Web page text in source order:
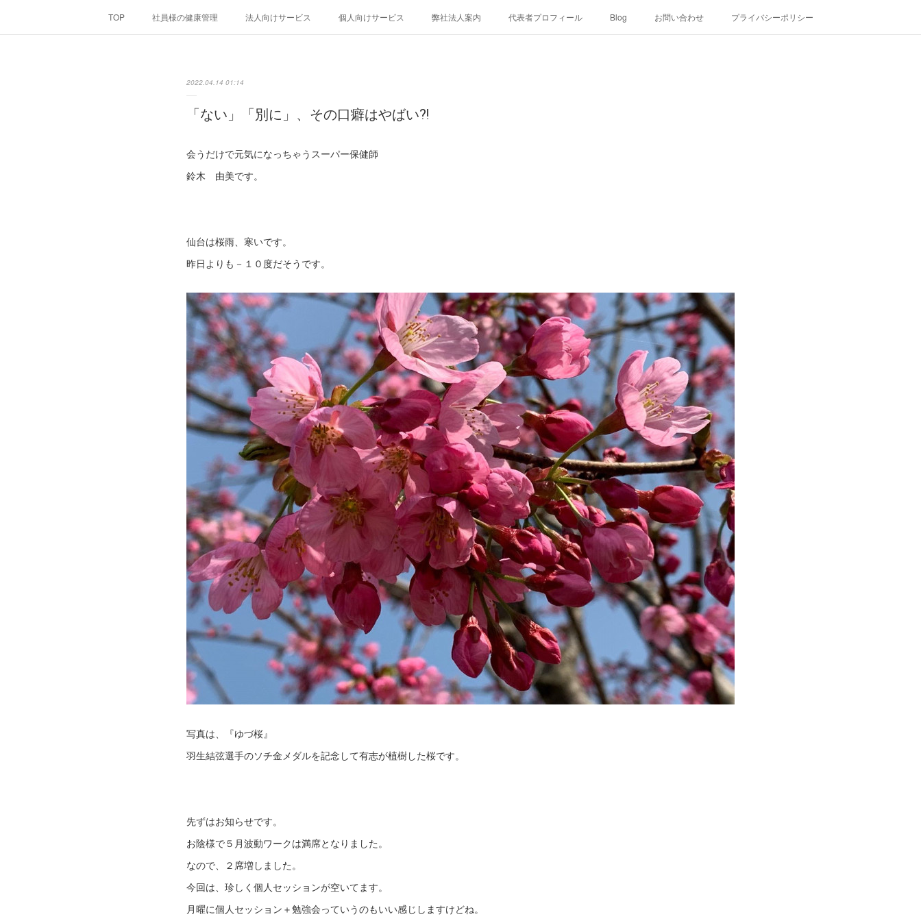
TOP 社員様の健康管理 法人向けサービス 個人向けサービス 弊社法人案内 代表者プロフィール Blog お問い合わせ プライバシーポリシー
2022.04.14 01:14
「ない」「別に」、その口癖はやばい⁈
会うだけで元気になっちゃうスーパー保健師
鈴木 由美です。
仙台は桜雨、寒いです。
昨日よりも－１０度だそうです。
写真は、『ゆづ桜』
羽生結弦選手のソチ金メダルを記念して有志が植樹した桜です。
先ずはお知らせです。
お陰様で５月波動ワークは満席となりました。
なので、２席増しました。
今回は、珍しく個人セッションが空いてます。
月曜に個人セッション＋勉強会っていうのもいい感じしますけどね。